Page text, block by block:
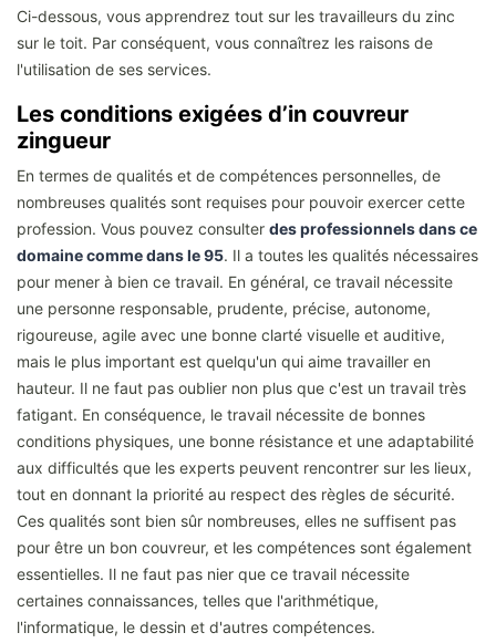
Ci-dessous, vous apprendrez tout sur les travailleurs du zinc
sur le toit. Par conséquent, vous connaîtrez les raisons de
l'utilisation de ses services.
Les conditions exigées d’in couvreur
zingueur
En termes de qualités et de compétences personnelles, de
nombreuses qualités sont requises pour pouvoir exercer cette
profession. Vous pouvez consulter des professionnels dans ce
domaine comme dans le 95. Il a toutes les qualités nécessaires
pour mener à bien ce travail. En général, ce travail nécessite
une personne responsable, prudente, précise, autonome,
rigoureuse, agile avec une bonne clarté visuelle et auditive,
mais le plus important est quelqu'un qui aime travailler en
hauteur. Il ne faut pas oublier non plus que c'est un travail très
fatigant. En conséquence, le travail nécessite de bonnes
conditions physiques, une bonne résistance et une adaptabilité
aux difficultés que les experts peuvent rencontrer sur les lieux,
tout en donnant la priorité au respect des règles de sécurité.
Ces qualités sont bien sûr nombreuses, elles ne suffisent pas
pour être un bon couvreur, et les compétences sont également
essentielles. Il ne faut pas nier que ce travail nécessite
certaines connaissances, telles que l'arithmétique,
l'informatique, le dessin et d'autres compétences.